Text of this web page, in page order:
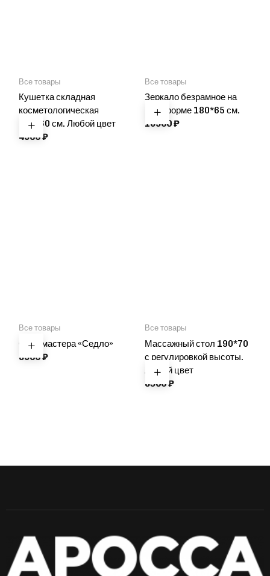
Все товары
Кушетка складная
косметологическая
180*60 см. Любой цвет
4900₽
Все товары
Зеркало безрамное на
платформе 180*65 см.
16900₽
Все товары
Стул мастера «Седло»
8900₽
Все товары
Массажный стол 190*70
с регулировкой высоты.
Любой цвет
8500₽